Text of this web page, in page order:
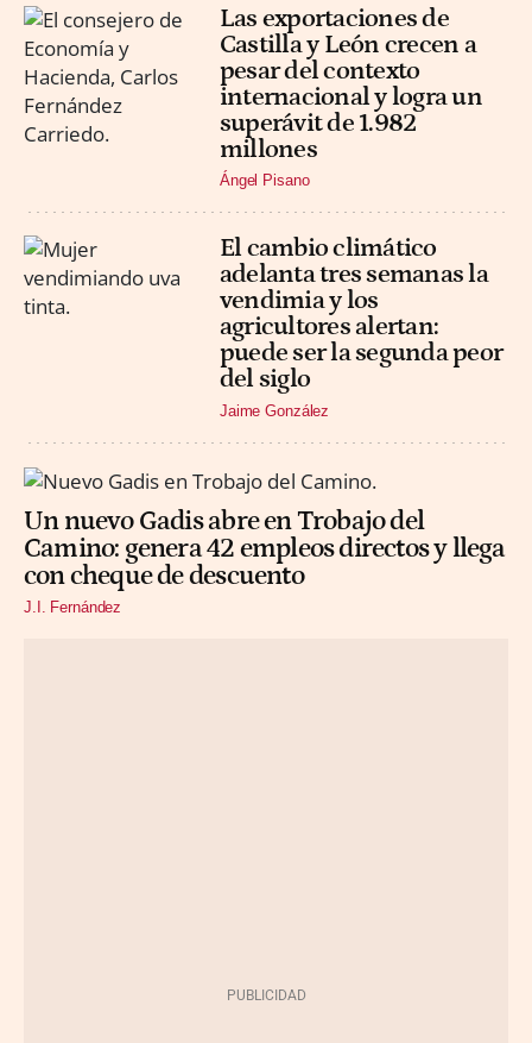
Las exportaciones de
Castilla y León crecen a
pesar del contexto
internacional y logra un
superávit de 1.982
millones
Ángel Pisano
El cambio climático
adelanta tres semanas la
vendimia y los
agricultores alertan:
puede ser la segunda peor
del siglo
Jaime González
Un nuevo Gadis abre en Trobajo del
Camino: genera 42 empleos directos y llega
con cheque de descuento
J.I. Fernández